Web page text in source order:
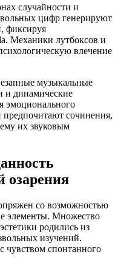
случайности и
цифр генерируют
фиксируя
Механики лутбоксов и
влечение
музыкальные
и динамические
эмоционального
предпочитают сочинения,
их звуковым
озарения
со возможностью
элементы. Множество
родились из
изучений.
чувством спонтанного